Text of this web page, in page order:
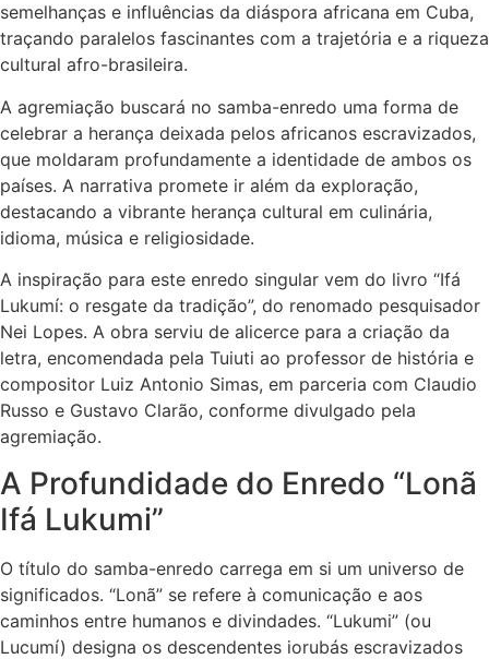
semelhanças e influências da diáspora africana em Cuba,
traçando paralelos fascinantes com a trajetória e a riqueza
cultural afro-brasileira.
A agremiação buscará no samba-enredo uma forma de
celebrar a herança deixada pelos africanos escravizados,
que moldaram profundamente a identidade de ambos os
países. A narrativa promete ir além da exploração,
destacando a vibrante herança cultural em culinária,
idioma, música e religiosidade.
A inspiração para este enredo singular vem do livro “Ifá
Lukumí: o resgate da tradição”, do renomado pesquisador
Nei Lopes. A obra serviu de alicerce para a criação da
letra, encomendada pela Tuiuti ao professor de história e
compositor Luiz Antonio Simas, em parceria com Claudio
Russo e Gustavo Clarão, conforme divulgado pela
agremiação.
A Profundidade do Enredo “Lonã
Ifá Lukumi”
O título do samba-enredo carrega em si um universo de
significados. “Lonã” se refere à comunicação e aos
caminhos entre humanos e divindades. “Lukumi” (ou
Lucumí) designa os descendentes iorubás escravizados